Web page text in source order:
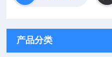
产品分类